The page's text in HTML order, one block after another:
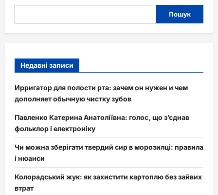
Пошук
Недавні записи
Ирригатор для полости рта: зачем он нужен и чем
дополняет обычную чистку зубов
Павленко Катерина Анатоліївна: голос, що з’єднав
фольклор і електроніку
Чи можна зберігати твердий сир в морозилці: правила
і нюанси
Колорадський жук: як захистити картоплю без зайвих
втрат